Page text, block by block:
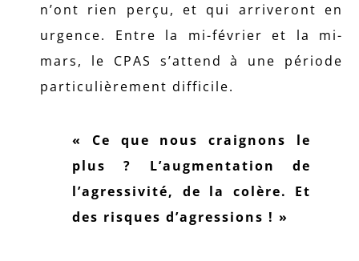
n’ont rien perçu, et qui arriveront en
urgence. Entre la mi-février et la mi-
mars, le CPAS s’attend à une période
particulièrement difficile.
« Ce que nous craignons le
plus ? L’augmentation de
l’agressivité, de la colère. Et
des risques d’agressions ! »